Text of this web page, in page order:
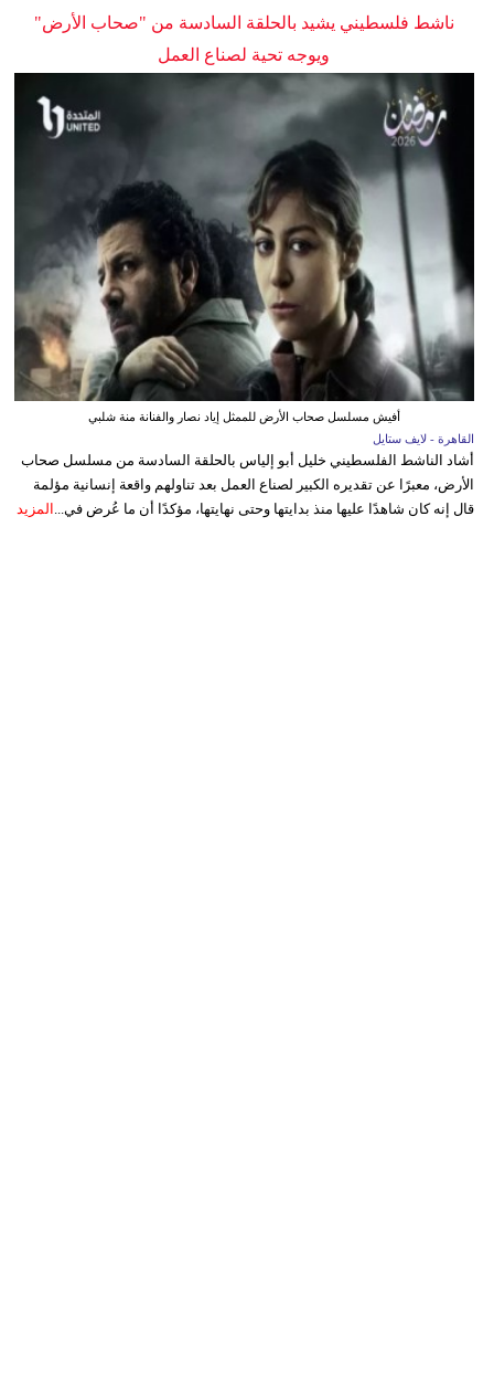
ناشط فلسطيني يشيد بالحلقة السادسة من "صحاب الأرض"
ويوجه تحية لصناع العمل
أفيش مسلسل صحاب الأرض للممثل إياد نصار والفنانة منة شلبي
القاهرة - لايف ستايل
أشاد الناشط الفلسطيني خليل أبو إلياس بالحلقة السادسة من مسلسل صحاب
الأرض، معبرًا عن تقديره الكبير لصناع العمل بعد تناولهم واقعة إنسانية مؤلمة
قال إنه كان شاهدًا عليها منذ بدايتها وحتى نهايتها، مؤكدًا أن ما عُرض في... المزيد